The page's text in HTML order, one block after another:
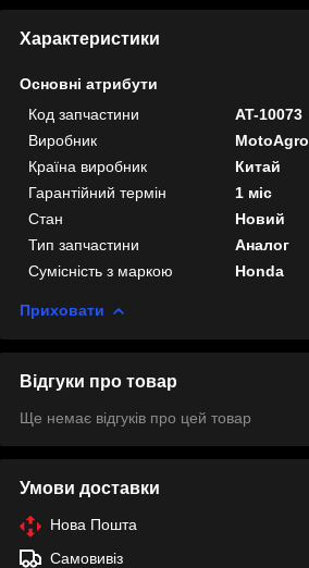
Характеристики
Основні атрибути
Код запчастини
AT-10073
Виробник
MotoAgro
Країна виробник
Китай
Гарантійний термін
1 міс
Стан
Новий
Тип запчастини
Аналог
Сумісність з маркою
Honda
Приховати
Відгуки про товар
Ще немає відгуків про цей товар
Умови доставки
Нова Пошта
Самовивіз